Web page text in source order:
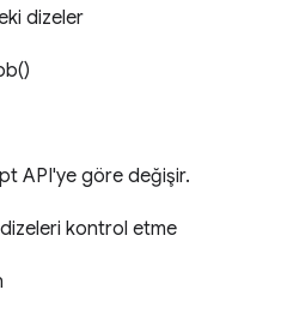
dizeler
API'ye göre değişir.
kontrol etme